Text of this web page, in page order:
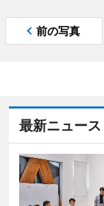
前の写真
最新ニュース